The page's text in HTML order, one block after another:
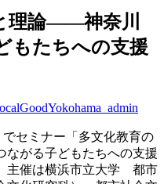
理論――神奈川
もたちへの支援
セミナー「多文化教育の
がる子どもたちへの支援
主催は横浜市立大学 都市